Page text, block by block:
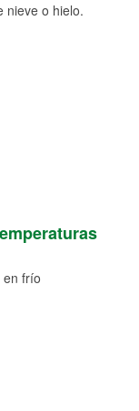
nieve o hielo.
en frío